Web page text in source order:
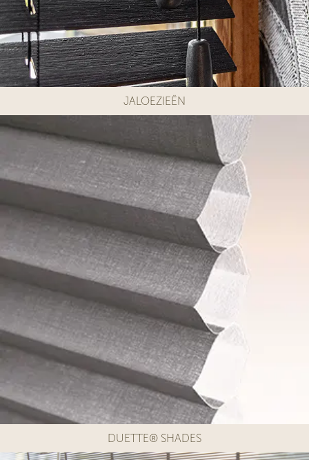
JALOEZIEËN
DUETTE® SHADES